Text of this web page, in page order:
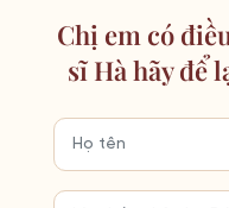
Chị em có
sĩ Hà hãy để